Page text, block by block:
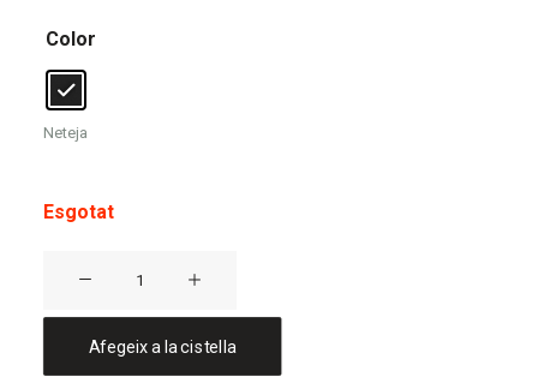
Color
Neteja
Esgotat
Afegeix a la cistella